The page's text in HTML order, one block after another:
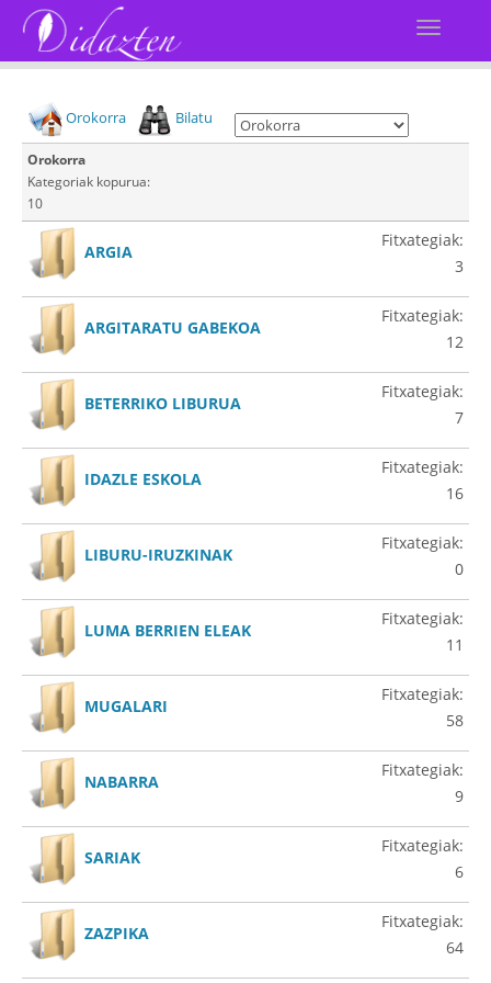
Orokorra Bilatu
Orokorra
Kategoriak kopurua:
10
ARGIA
Fitxategiak:
3
ARGITARATU GABEKOA
Fitxategiak:
12
BETERRIKO LIBURUA
Fitxategiak:
7
IDAZLE ESKOLA
Fitxategiak:
16
LIBURU-IRUZKINAK
Fitxategiak:
0
LUMA BERRIEN ELEAK
Fitxategiak:
11
MUGALARI
Fitxategiak:
58
NABARRA
Fitxategiak:
9
SARIAK
Fitxategiak:
6
ZAZPIKA
Fitxategiak:
64